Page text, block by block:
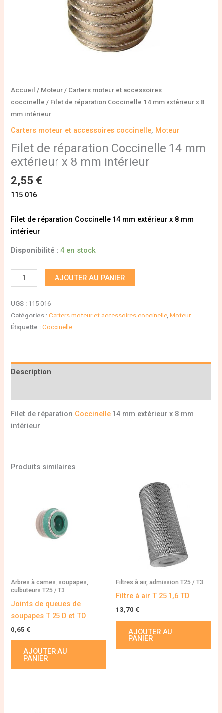
Accueil / Moteur / Carters moteur et accessoires
coccinelle / Filet de réparation Coccinelle 14 mm extérieur x 8
mm intérieur
Carters moteur et accessoires coccinelle, Moteur
Filet de réparation Coccinelle 14 mm
extérieur x 8 mm intérieur
2,55 €
115 016
Filet de réparation Coccinelle 14 mm extérieur x 8 mm
intérieur
Disponibilité : 4 en stock
AJOUTER AU PANIER
UGS : 115 016
Catégories :Carters moteur et accessoires coccinelle ,Moteur
Étiquette :Coccinelle
Description
Filet de réparation Coccinelle 14 mm extérieur x 8 mm
intérieur
Produits similaires
Arbres à cames, soupapes,
culbuteurs T25 / T3
Joints de queues de
soupapes T 25 D et TD
0,65 €
AJOUTER AU
PANIER
Filtres à air, admission T25 / T3
Filtre à air T 25 1,6 TD
13,70 €
AJOUTER AU
PANIER